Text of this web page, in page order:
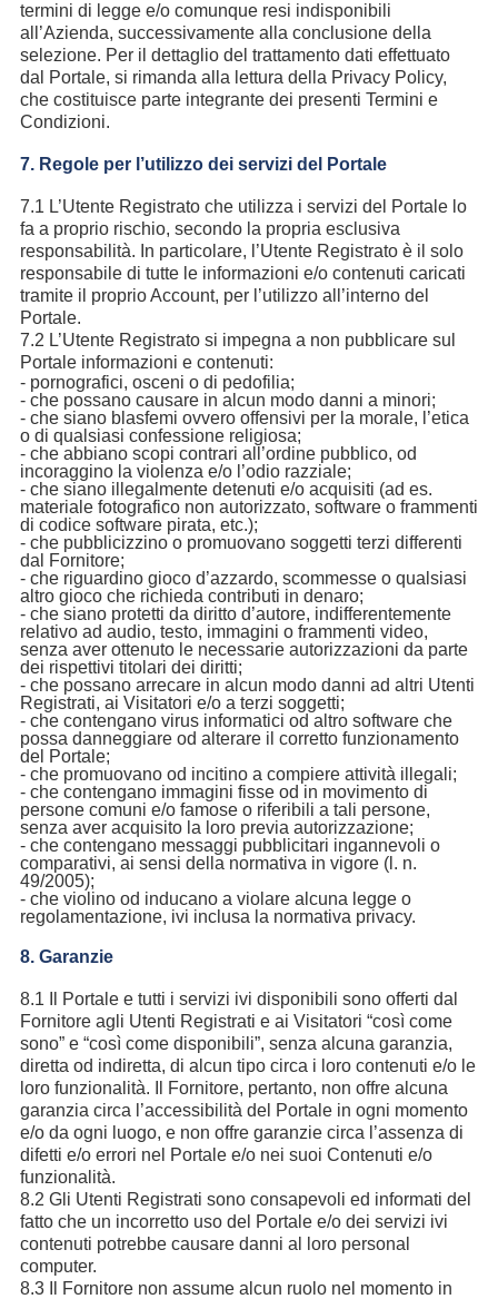
termini di legge e/o comunque resi indisponibili
all’Azienda, successivamente alla conclusione della
selezione. Per il dettaglio del trattamento dati effettuato
dal Portale, si rimanda alla lettura della Privacy Policy,
che costituisce parte integrante dei presenti Termini e
Condizioni.
7. Regole per l’utilizzo dei servizi del Portale
7.1 L’Utente Registrato che utilizza i servizi del Portale lo
fa a proprio rischio, secondo la propria esclusiva
responsabilità. In particolare, l’Utente Registrato è il solo
responsabile di tutte le informazioni e/o contenuti caricati
tramite il proprio Account, per l’utilizzo all’interno del
Portale.
7.2 L’Utente Registrato si impegna a non pubblicare sul
Portale informazioni e contenuti:
- pornografici, osceni o di pedofilia;
- che possano causare in alcun modo danni a minori;
- che siano blasfemi ovvero offensivi per la morale, l’etica
o di qualsiasi confessione religiosa;
- che abbiano scopi contrari all’ordine pubblico, od
incoraggino la violenza e/o l’odio razziale;
- che siano illegalmente detenuti e/o acquisiti (ad es.
materiale fotografico non autorizzato, software o frammenti
di codice software pirata, etc.);
- che pubblicizzino o promuovano soggetti terzi differenti
dal Fornitore;
- che riguardino gioco d’azzardo, scommesse o qualsiasi
altro gioco che richieda contributi in denaro;
- che siano protetti da diritto d’autore, indifferentemente
relativo ad audio, testo, immagini o frammenti video,
senza aver ottenuto le necessarie autorizzazioni da parte
dei rispettivi titolari dei diritti;
- che possano arrecare in alcun modo danni ad altri Utenti
Registrati, ai Visitatori e/o a terzi soggetti;
- che contengano virus informatici od altro software che
possa danneggiare od alterare il corretto funzionamento
del Portale;
- che promuovano od incitino a compiere attività illegali;
- che contengano immagini fisse od in movimento di
persone comuni e/o famose o riferibili a tali persone,
senza aver acquisito la loro previa autorizzazione;
- che contengano messaggi pubblicitari ingannevoli o
comparativi, ai sensi della normativa in vigore (l. n.
49/2005);
- che violino od inducano a violare alcuna legge o
regolamentazione, ivi inclusa la normativa privacy.
8. Garanzie
8.1 Il Portale e tutti i servizi ivi disponibili sono offerti dal
Fornitore agli Utenti Registrati e ai Visitatori “così come
sono” e “così come disponibili”, senza alcuna garanzia,
diretta od indiretta, di alcun tipo circa i loro contenuti e/o le
loro funzionalità. Il Fornitore, pertanto, non offre alcuna
garanzia circa l’accessibilità del Portale in ogni momento
e/o da ogni luogo, e non offre garanzie circa l’assenza di
difetti e/o errori nel Portale e/o nei suoi Contenuti e/o
funzionalità.
8.2 Gli Utenti Registrati sono consapevoli ed informati del
fatto che un incorretto uso del Portale e/o dei servizi ivi
contenuti potrebbe causare danni al loro personal
computer.
8.3 Il Fornitore non assume alcun ruolo nel momento in